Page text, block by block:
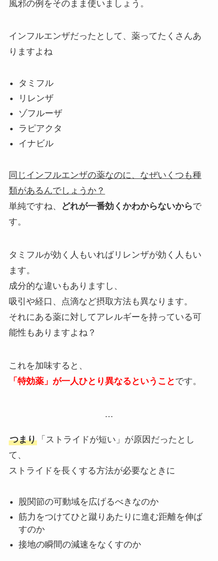
風邪の例をそのまま使いましょう。
インフルエンザだったとして、薬ってたくさんあ
りますよね
タミフル
リレンザ
ゾフルーザ
ラピアクタ
イナビル
同じインフルエンザの薬なのに、なぜいくつも種
類があるんでしょうか？
単純ですね、
どれが一番効くかわからないからで
す。
タミフルが効く人もいればリレンザが効く人もい
ます。
成分的な違いもありますし、
吸引や経口、点滴など摂取方法も異なります。
それにある薬に対してアレルギーを持っている可
能性もありますよね？
これを加味すると、
「特効薬」が一人ひとり異なるということ です。
…
つまり「ストライドが短い」が原因だったとし
て、
ストライドを長くする方法が必要なときに
股関節の可動域を広げるべきなのか
筋力をつけてひと蹴りあたりに進む距離を伸ば
すのか
接地の瞬間の減速をなくすのか